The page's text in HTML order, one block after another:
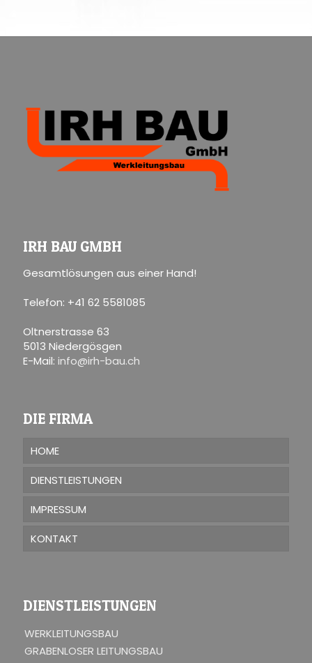
IRH BAU GMBH
Gesamtlösungen aus einer Hand!
Telefon: +41 62 5581085
Oltnerstrasse 63
5013 Niedergösgen
E-Mail: info@irh-bau.ch
DIE FIRMA
HOME
DIENSTLEISTUNGEN
IMPRESSUM
KONTAKT
DIENSTLEISTUNGEN
WERKLEITUNGSBAU
GRABENLOSER LEITUNGSBAU